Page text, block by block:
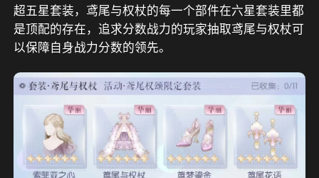
超五星套装，鸢尾与权杖的每一个部件在六星套装里都
是顶配的存在，追求分数战力的玩家抽取鸢尾与权杖可
以保障自身战力分数的领先。